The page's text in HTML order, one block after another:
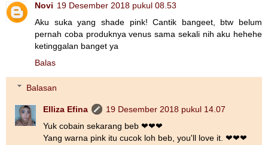
Novi 19 Desember 2018 pukul 08.53
Aku suka yang shade pink! Cantik bangeet, btw belum
pernah coba produknya venus sama sekali nih aku hehehe
ketinggalan banget ya
Balas
Balasan
Elliza Efina
19 Desember 2018 pukul 14.07
Yuk cobain sekarang beb ❤❤❤
Yang warna pink itu cucok loh beb, you'll love it. ❤❤❤